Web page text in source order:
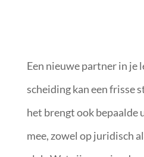
Een nieuwe partner in je
scheiding kan een frisse
het brengt ook bepaalde
mee, zowel op juridisch